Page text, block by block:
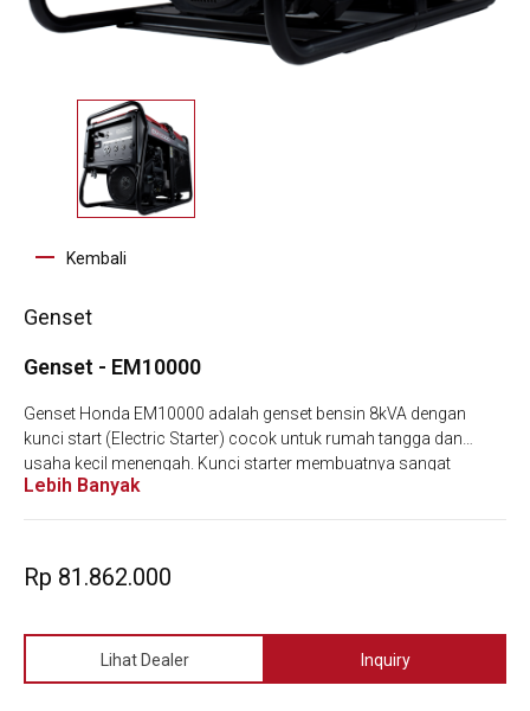
Kembali
Genset
Genset - EM10000
Genset Honda EM10000 adalah genset bensin 8kVA dengan
kunci start (Electric Starter) cocok untuk rumah tangga dan
usaha kecil menengah. Kunci starter membuatnya sangat
nyaman untuk digunakan dan dengan tingkat kebisingan 99.3
Lebih Banyak
Rp 81.862.000
Lihat Dealer Inquiry